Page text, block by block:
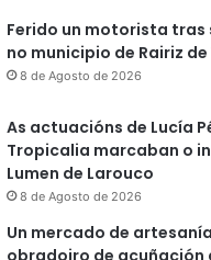
Ferido un motorista tras
no municipio de Rairiz
8 de Agosto de 2026
As actuacións de Lucía
Tropicalia marcaban o
Lumen de Larouco
8 de Agosto de 2026
Un mercado de